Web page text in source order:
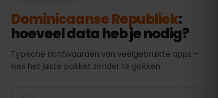
Dominicaanse Republiek:
hoeveel data heb je nodig?
Typische richtwaarden van veelgebruikte apps –
kies het juiste pakket zonder te gokken.